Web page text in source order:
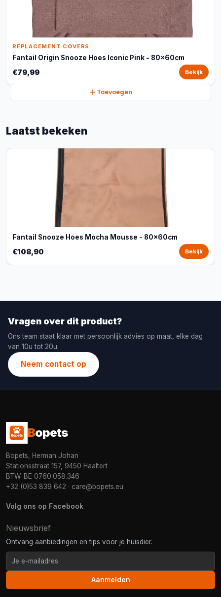
REPLACEMENT COVERS
Fantail Origin Snooze Hoes Iconic Pink - 80x60cm
€79,99 Bekijk
Toevoegen
Laatst bekeken
Fantail Snooze Hoes Mocha Mousse - 80x60cm
€108,90 Bekijk
Vragen over dit product?
Ons team staat klaar met persoonlijk advies op maat, elke dag
van 10u tot 20u.
Neem contact op
Bopets
Bopets, Herman Johan
Stationsstraat 157, 9450 Haaltert
BTW: BE 0760.058.346
+32 (0)53 839 642 · care@bopets.eu
Volg ons op Facebook
Nieuwsbrief
Ontvang aanbiedingen en tips voor je huisdier.
Aanmelden